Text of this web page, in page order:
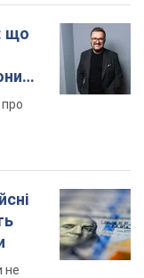
що
не